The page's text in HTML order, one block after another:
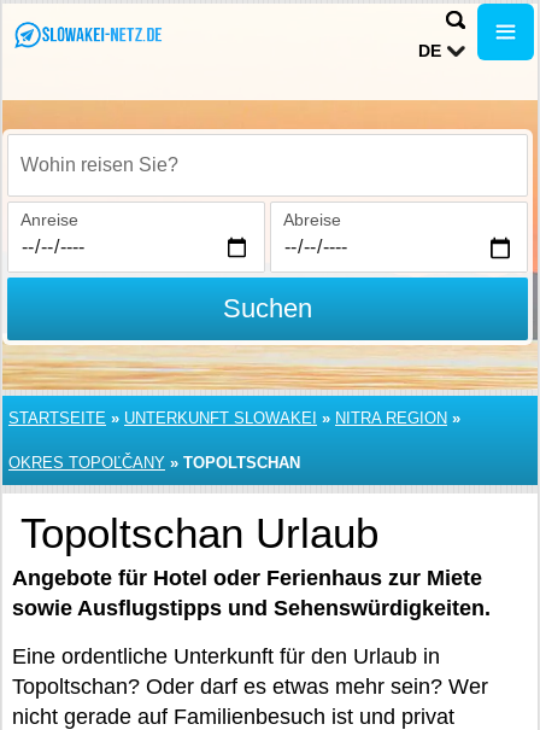
DE
Wohin reisen Sie?
Anreise Abreise
Suchen
STARTSEITE » UNTERKUNFT SLOWAKEI » NITRA REGION »
OKRES TOPOĽČANY » TOPOLTSCHAN
Topoltschan Urlaub
Angebote für Hotel oder Ferienhaus zur Miete
sowie Ausflugstipps und Sehenswürdigkeiten.
Eine ordentliche Unterkunft für den Urlaub in
Topoltschan? Oder darf es etwas mehr sein? Wer
nicht gerade auf Familienbesuch ist und privat